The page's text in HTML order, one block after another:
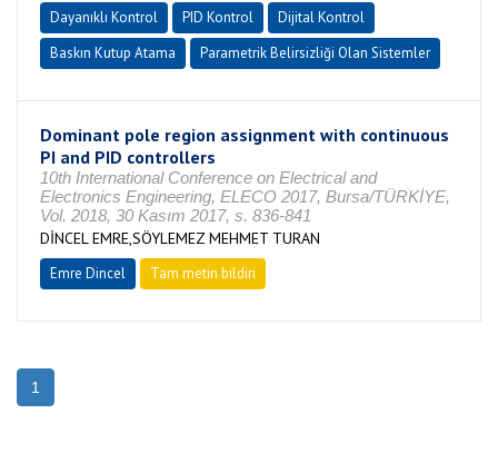
Dayanıklı Kontrol
PID Kontrol
Dijital Kontrol
Baskın Kutup Atama
Parametrik Belirsizliği Olan Sistemler
Dominant pole region assignment with continuous
PI and PID controllers
10th International Conference on Electrical and
Electronics Engineering, ELECO 2017, Bursa/TÜRKİYE,
Vol. 2018, 30 Kasım 2017, s. 836-841
DİNCEL EMRE,SÖYLEMEZ MEHMET TURAN
Emre Dincel Tam metin bildiri
1